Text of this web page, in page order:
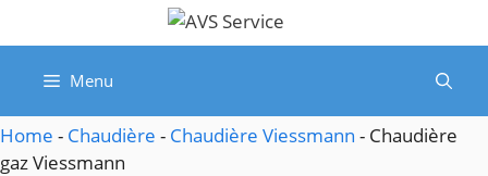
au
Menu
Home - Chaudière - Chaudière Viessmann - Chaudière
gaz Viessmann